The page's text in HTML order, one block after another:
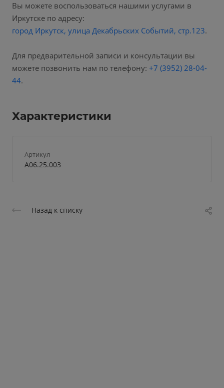
Вы можете воспользоваться нашими услугами в
Иркутске по адресу:
город Иркутск, улица Декабрьских Событий, стр.123.
Для предварительной записи и консультации вы
можете позвонить нам по телефону: +7 (3952) 28-04-
44.
Характеристики
Артикул
A06.25.003
Назад к списку